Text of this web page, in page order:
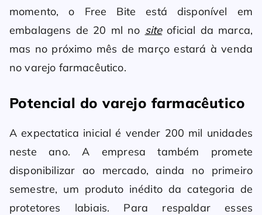
momento, o Free Bite está disponível em
embalagens de 20 ml no siteoficial da marca,
mas no próximo mês de março estará à venda
no varejo farmacêutico.
Potencial do varejo farmacêutico
A expectatica inicial é vender 200 mil unidades
neste ano. A empresa também promete
disponibilizar ao mercado, ainda no primeiro
semestre, um produto inédito da categoria de
protetores labiais. Para respaldar esses